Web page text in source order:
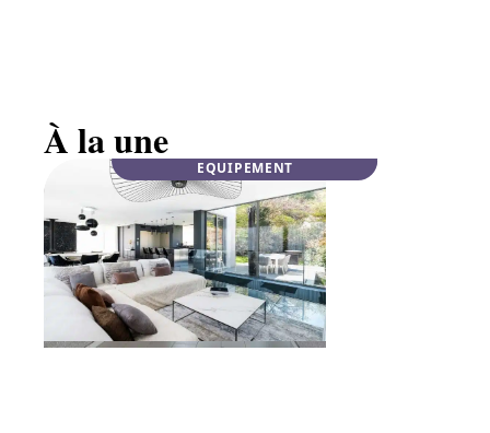
INFOS
À la une
EQUIPEMENT